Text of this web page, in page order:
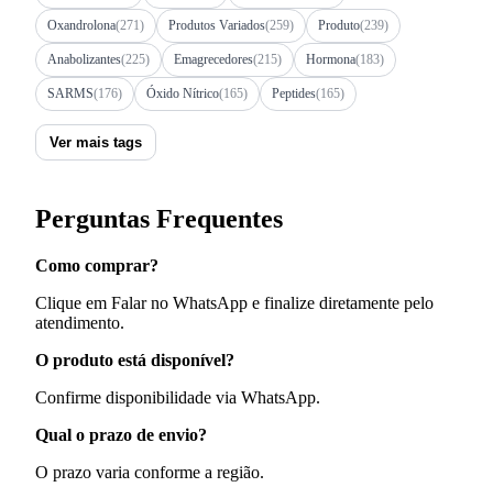
Oxandrolona(271) Produtos Variados(259) Produto(239)
Anabolizantes(225) Emagrecedores(215) Hormona(183)
SARMS(176) Óxido Nítrico(165) Peptides(165)
Ver mais tags
Perguntas Frequentes
Como comprar?
Clique em Falar no WhatsApp e finalize diretamente pelo
atendimento.
O produto está disponível?
Confirme disponibilidade via WhatsApp.
Qual o prazo de envio?
O prazo varia conforme a região.